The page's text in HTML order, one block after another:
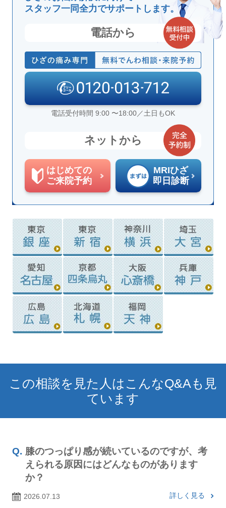
スタッフ一同全力でサポートします。
電話から
電話受付時間 9:00 〜18:00／土日もOK
ネットから
はじめての
ご来院予約
MRIひざ
即日診断
この相談を見た人はこんなQ&Aも見
ています
膝のつっぱり感が続いているのですが、考
えられる原因にはどんなものがあります
か？
2026.07.13 詳しく見る